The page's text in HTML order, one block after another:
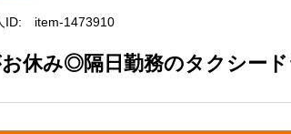
ID: item-1473910
休み◎隔日勤務のタクシー